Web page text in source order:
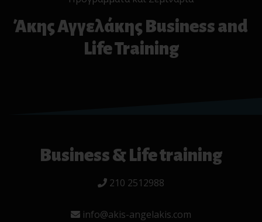
Άκης Αγγελάκης Business and
Life Training
Business & Life training
210 2512988
info@akis-angelakis.com